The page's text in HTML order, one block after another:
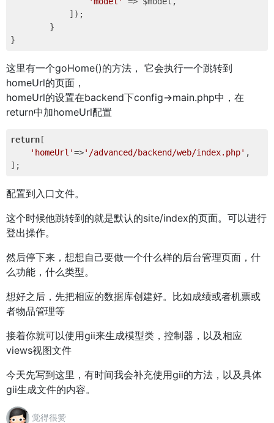
            ]);
        }
这里有一个goHome()的方法， 它会执行一个跳转到
homeUrl的页面，
homeUrl的设置在backend下config->main.php中，在
return中加homeUrl配置
return [
'homeUrl'=>'/advanced/backend/web/index.php' ,
配置到入口文件。
这个时候他跳转到的就是默认的site/index的页面。可以进行
登出操作。
然后停下来，想想自己要做一个什么样的后台管理页面，什
么功能，什么类型。
想好之后，先把相应的数据库创建好。比如成绩或者机票或
者物品管理等
接着你就可以使用gii来生成模型类，控制器，以及相应
views视图文件
今天先写到这里，有时间我会补充使用gii的方法，以及具体
gii生成文件的内容。
觉得很赞